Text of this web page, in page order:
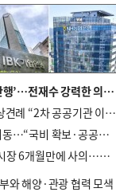
與가 막은 ‘산은 부산행’…전재수 강력한 의지 표명 없인 공염불
전재수·이성권, 첫 상견례 “2차 공공기관 이전 초당 협력”(종합)
전재수·이성권 첫 회동…“국비 확보·공공기관 이전 협력”
김경덕 부산 행정부시장 6개월만에 사의…후임 인선 촉각
와 해양·관광 협력 모색